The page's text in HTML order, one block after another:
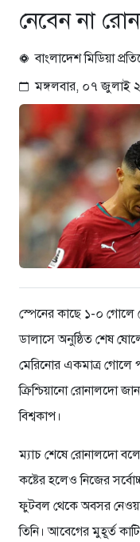
নেবেন না
বাংলাদেশ মিডিয়া
মঙ্গলবার, ০৭
স্পেনের কাছে ১-০ গোলে
ডালাসে অনুষ্ঠিত শেষ
মেরিনোর একমাত্র গোলে
ক্রিশ্চিয়ানো রোনালদো
বিশ্বকাপ।
ম্যাচ শেষে রোনালদো
কষ্টের হলেও নিজের
ফুটবল থেকে অবসর
তিনি। আবেগের মুহূর্ত